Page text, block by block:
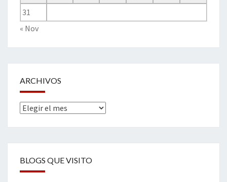
31
« Nov
ARCHIVOS
Archivos
BLOGS QUE VISITO